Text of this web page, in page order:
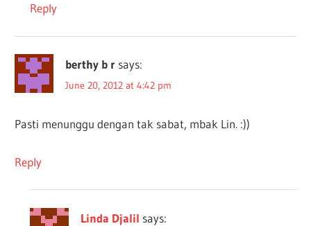
Reply
berthy b r says:
June 20, 2012 at 4:42 pm
Pasti menunggu dengan tak sabat, mbak Lin. :))
Reply
Linda Djalil says: